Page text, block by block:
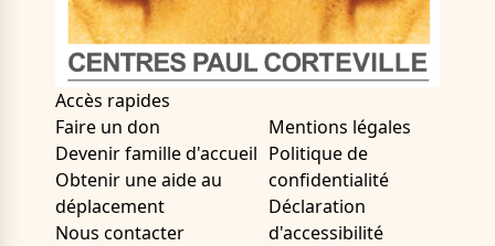
Accès rapides
Faire un don
Devenir famille d'accueil
Obtenir une aide au
déplacement
Nous contacter
Mentions légales
Politique de
confidentialité
Déclaration
d'accessibilité